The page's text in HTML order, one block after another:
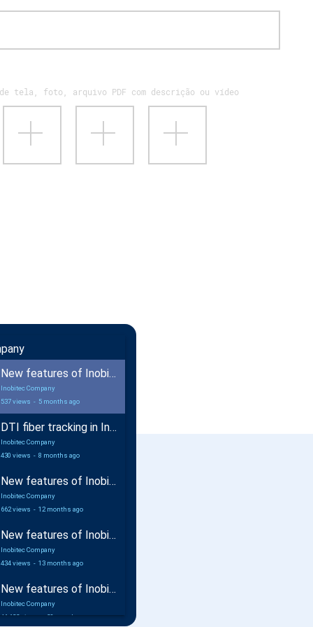
de tela, foto, arquivo PDF com descrição ou vídeo
New features of Inobitec DICOM Viewer 2.18
Inobitec Company
537 views - 5 months ago
DTI fiber tracking in Inobitec DICOM Viewer Pro
Inobitec Company
430 views - 8 months ago
New features of Inobitec DICOM Viewer 2.17
Inobitec Company
662 views - 12 months ago
New features of Inobitec Web DICOM Viewer 2.10
Inobitec Company
434 views - 13 months ago
New features of Inobitec DICOM Viewer 2.16
Inobitec Company
46,632 views - 20 months ago